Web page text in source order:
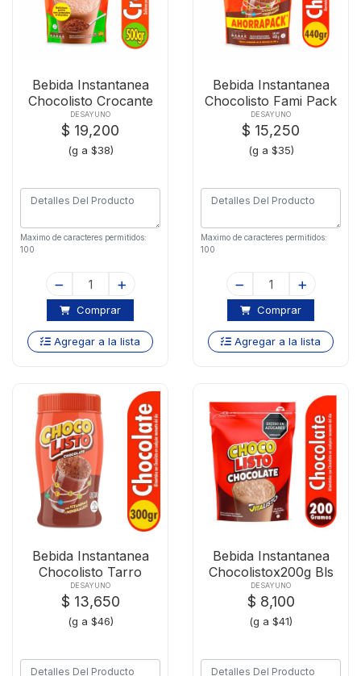
Bebida Instantanea
Chocolisto Crocante
X500
DESAYUNO
$ 19,200
(g a $38)
Maximo de caracteres permitidos:
100
Comprar
Agregar a la lista
Bebida Instantanea
Chocolisto Fami Pack
X440g
DESAYUNO
$ 15,250
(g a $35)
Maximo de caracteres permitidos:
100
Comprar
Agregar a la lista
Bebida Instantanea
Chocolisto Tarro
X300g
DESAYUNO
$ 13,650
(g a $46)
Bebida Instantanea
Chocolistox200g Bls
DESAYUNO
$ 8,100
(g a $41)